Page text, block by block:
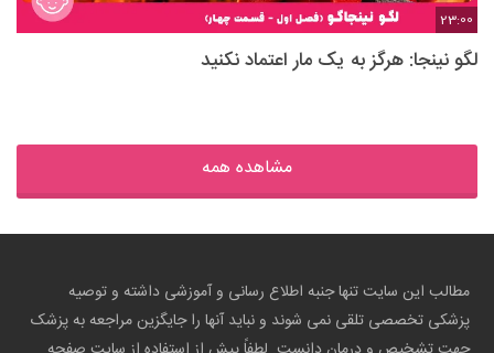
23:00
لگو نینجا: هرگز به یک مار اعتماد نکنید
مشاهده همه
مطالب این سایت تنها جنبه اطلاع رسانی و آموزشی داشته و توصیه
پزشکی تخصصی تلقی نمی شوند و نباید آنها را جایگزین مراجعه به پزشک